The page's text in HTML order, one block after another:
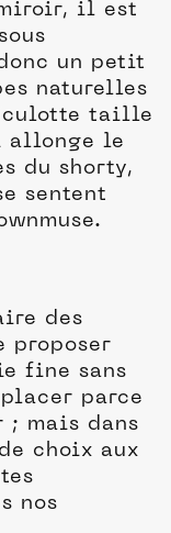
il est
un petit
naturelles
taille
allonge le
du shorty,
sentent
des
proposer
fine sans
parce
; mais dans
choix aux
nos